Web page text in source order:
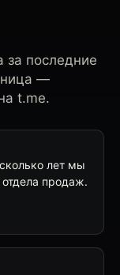
за последние
—
t.me.
лет мы
продаж.